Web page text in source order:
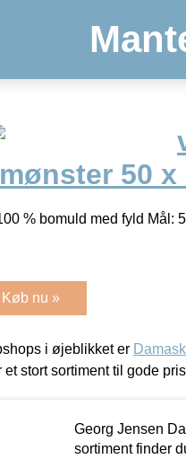
50
% bomuld med fyld Mål:
Køb nu »
i øjeblikket er
et stort sortiment til gode
Georg Jensen
sortiment finder